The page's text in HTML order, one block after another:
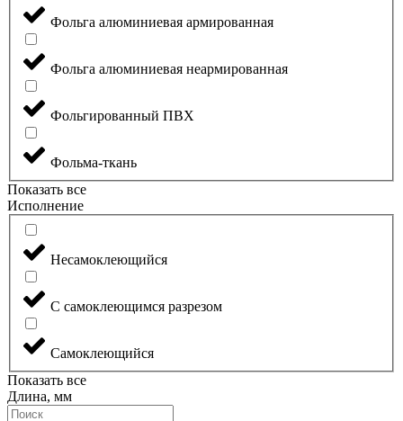
Фольга алюминиевая армированная
Фольга алюминиевая неармированная
Фольгированный ПВХ
Фольма-ткань
Показать все
Исполнение
Несамоклеющийся
С самоклеющимся разрезом
Самоклеющийся
Показать все
Длина, мм